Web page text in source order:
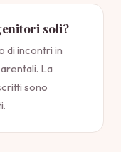
soli?
di incontri in
La
sono